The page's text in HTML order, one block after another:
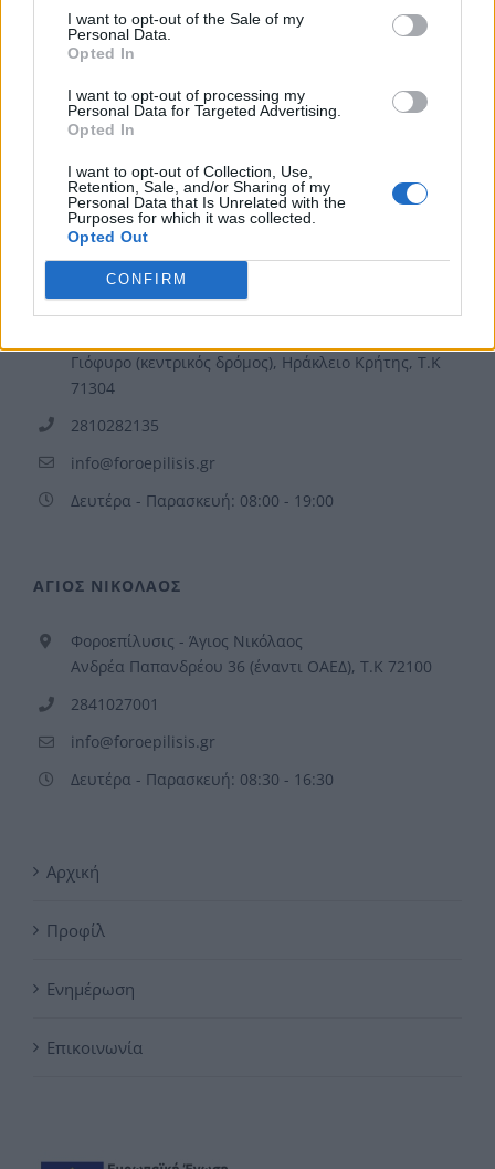
I want to opt-out of the Sale of my
Personal Data.
Opted In
I want to opt-out of processing my
Personal Data for Targeted Advertising.
Opted In
I want to opt-out of Collection, Use,
Retention, Sale, and/or Sharing of my
Personal Data that Is Unrelated with the
Purposes for which it was collected.
Opted Out
CONFIRM
ΗΡΑΚΛΕΙΟ
Φοροεπίλυσις - Ηράκλειο
Γιόφυρο (κεντρικός δρόμος), Ηράκλειο Κρήτης, Τ.Κ
71304
2810282135
info@foroepilisis.gr
Δευτέρα - Παρασκευή: 08:00 - 19:00
ΑΓΙΟΣ ΝΙΚΟΛΑΟΣ
Φοροεπίλυσις - Άγιος Νικόλαος
Ανδρέα Παπανδρέου 36 (έναντι ΟΑΕΔ), Τ.Κ 72100
2841027001
info@foroepilisis.gr
Δευτέρα - Παρασκευή: 08:30 - 16:30
Αρχική
Προφίλ
Ενημέρωση
Επικοινωνία